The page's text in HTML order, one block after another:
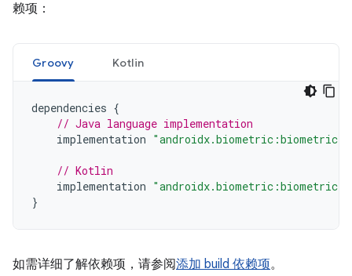
赖项：
Groovy Kotlin
dependencies {
// Java language implementation
implementation
// Kotlin
implementation "androidx.biometric:biometric-
}
如需详细了解依赖项，请参阅添加 build 依赖项。